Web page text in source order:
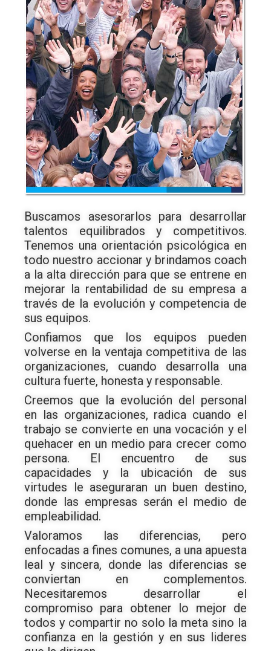
Buscamos asesorarlos para desarrollar
talentos equilibrados y competitivos.
Tenemos una orientación psicológica en
todo nuestro accionar y brindamos coach
a la alta dirección para que se entrene en
mejorar la rentabilidad de su empresa a
través de la evolución y competencia de
sus equipos.
Confiamos que los equipos pueden
volverse en la ventaja competitiva de las
organizaciones, cuando desarrolla una
cultura fuerte, honesta y responsable.
Creemos que la evolución del personal
en las organizaciones, radica cuando el
trabajo se convierte en una vocación y el
quehacer en un medio para crecer como
persona. El encuentro de sus
capacidades y la ubicación de sus
virtudes le aseguraran un buen destino,
donde las empresas serán el medio de
empleabilidad.
Valoramos las diferencias, pero
enfocadas a fines comunes, a una apuesta
leal y sincera, donde las diferencias se
conviertan en complementos.
Necesitaremos desarrollar el
compromiso para obtener lo mejor de
todos y compartir no solo la meta sino la
confianza en la gestión y en sus lideres